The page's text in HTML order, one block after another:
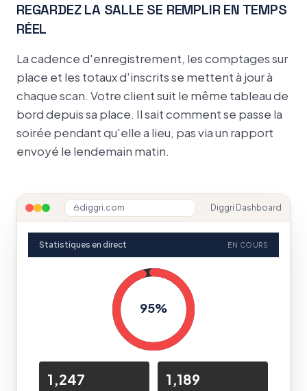
REGARDEZ LA SALLE SE REMPLIR EN TEMPS
RÉEL
La cadence d'enregistrement, les comptages sur
place et les totaux d'inscrits se mettent à jour à
chaque scan. Votre client suit le même tableau de
bord depuis sa place. Il sait comment se passe la
soirée pendant qu'elle a lieu, pas via un rapport
envoyé le lendemain matin.
diggri.com Diggri Dashboard
Statistiques en direct EN COURS
95%
1,247 1,189